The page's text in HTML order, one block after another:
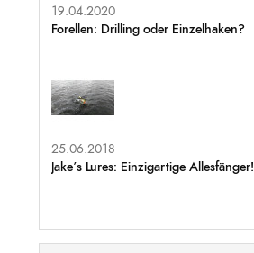
19.04.2020
Forellen: Drilling oder Einzelhaken?
25.06.2018
Jake’s Lures: Einzigartige Allesfänger!